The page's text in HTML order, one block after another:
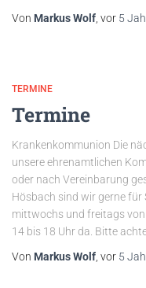
Von Markus Wolf , vor 5
TERMINE
Termine
Krankenkommunion Die
unsere ehrenamtlichen
oder nach Vereinbarung
Hösbach sind wir gerne für
mittwochs und freitags
14 bis 18 Uhr da. Bitte
Von Markus Wolf , vor 5